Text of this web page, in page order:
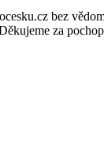
bez
za